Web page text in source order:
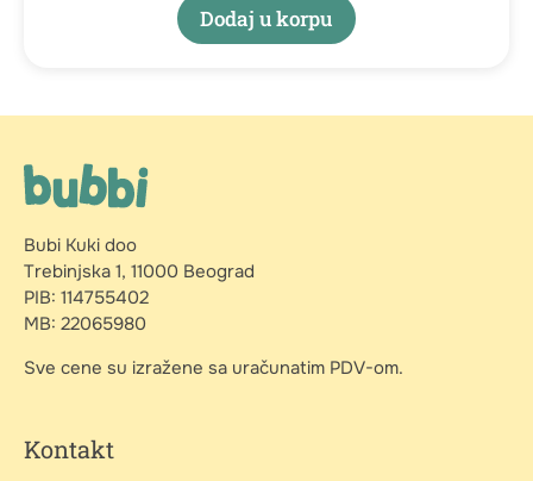
Dodaj u korpu
Bubi Kuki doo
Trebinjska 1, 11000 Beograd
PIB: 114755402
MB: 22065980
Sve cene su izražene sa uračunatim PDV-om.
Kontakt